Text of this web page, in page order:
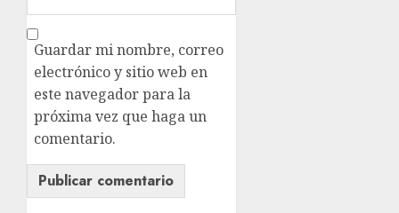
Guardar mi nombre, correo
electrónico y sitio web en
este navegador para la
próxima vez que haga un
comentario.